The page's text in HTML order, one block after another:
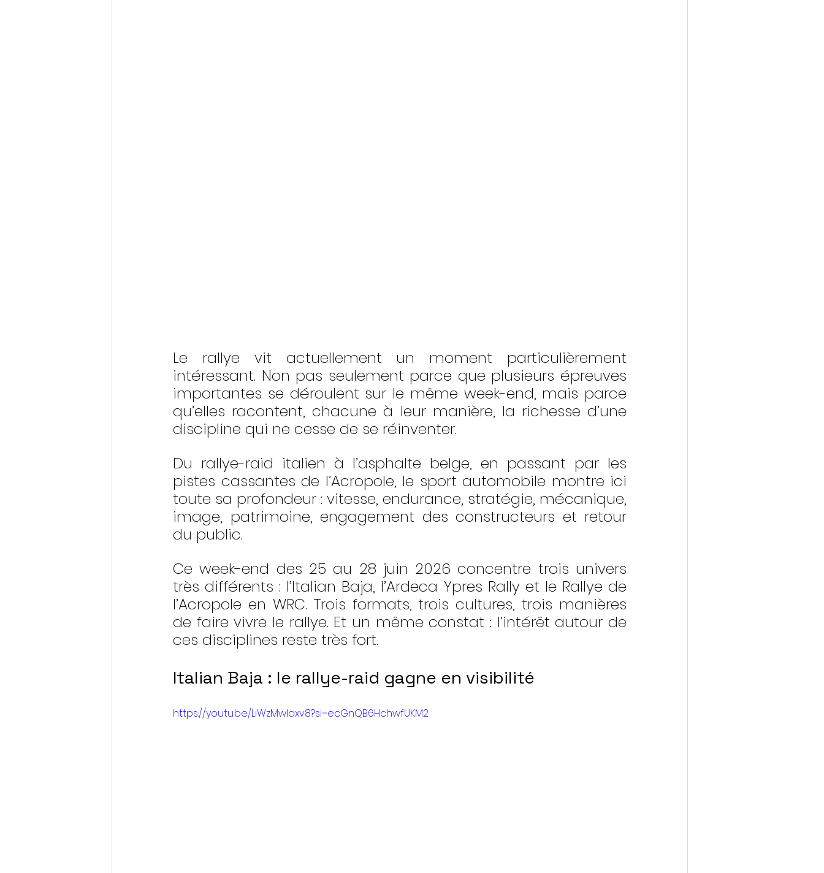
Le rallye vit actuellement un moment particulièrement
intéressant. Non pas seulement parce que plusieurs épreuves
importantes se déroulent sur le même week-end, mais parce
qu’elles racontent, chacune à leur manière, la richesse d’une
discipline qui ne cesse de se réinventer.
Du rallye-raid italien à l’asphalte belge, en passant par les
pistes cassantes de l’Acropole, le sport automobile montre ici
toute sa profondeur : vitesse, endurance, stratégie, mécanique,
image, patrimoine, engagement des constructeurs et retour
du public.
Ce week-end des 25 au 28 juin 2026 concentre trois univers
très différents : l’Italian Baja, l’Ardeca Ypres Rally et le Rallye de
l’Acropole en WRC. Trois formats, trois cultures, trois manières
de faire vivre le rallye. Et un même constat : l’intérêt autour de
ces disciplines reste très fort.
Italian Baja : le rallye-raid gagne en visibilité
https://youtu.be/LiWzMwlaxv8?si=ecGnQB6HchwfUKM2